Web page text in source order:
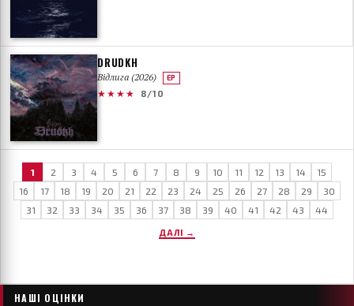
DRUDKH
Відлига (2026) EP
★★★★ 8/10
1 2 3 4 5 6 7 8 9 10 11 12 13 14
15
16
17 18 19 20 21 22 23 24 25 26 27 28 29
30
31
32 33 34 35 36 37 38 39 40 41 42 43 44
ДАЛІ →
НАШІ ОЦІНКИ